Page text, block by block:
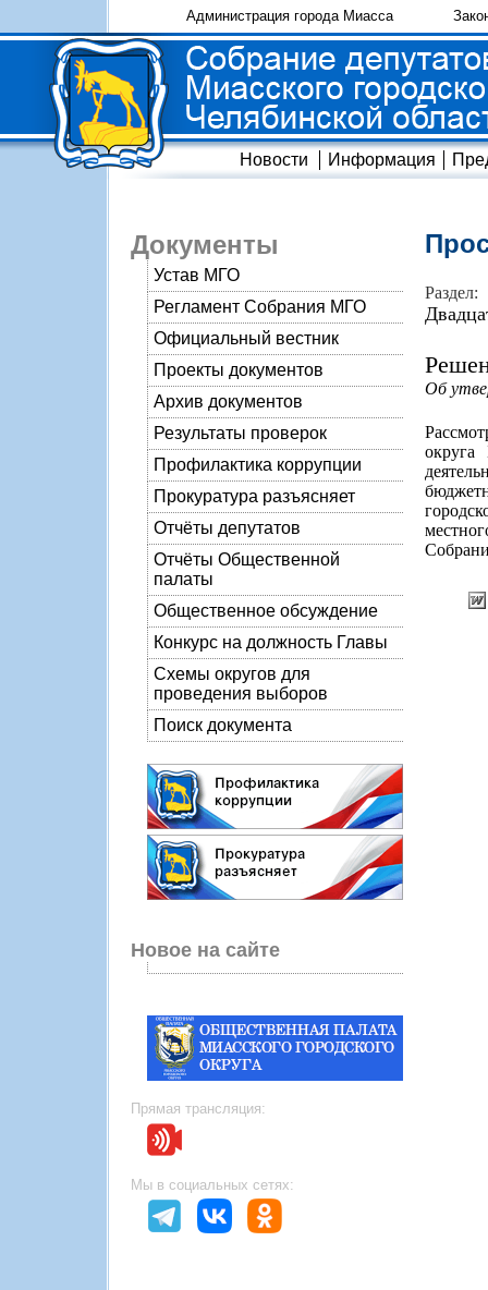
Администрация города Миасса
Новости Информация
Документы
Устав МГО
Регламент Собрания МГО
Официальный вестник
Проекты документов
Архив документов
Результаты проверок
Профилактика коррупции
Прокуратура разъясняет
Отчёты депутатов
Отчёты Общественной
палаты
Общественное обсуждение
Конкурс на должность Главы
Схемы округов для
проведения выборов
Поиск документа
Новое на сайте
Прямая трансляция:
Мы в социальных сетях:
Раздел:
Об